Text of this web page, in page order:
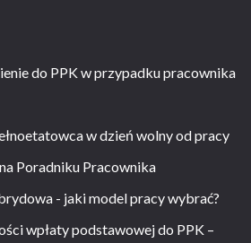
do PPK w przypadku pracownika
w dzień wolny od pracy
Poradniku Pracownika
- jaki model pracy wybrać?
wpłaty podstawowej do PPK –